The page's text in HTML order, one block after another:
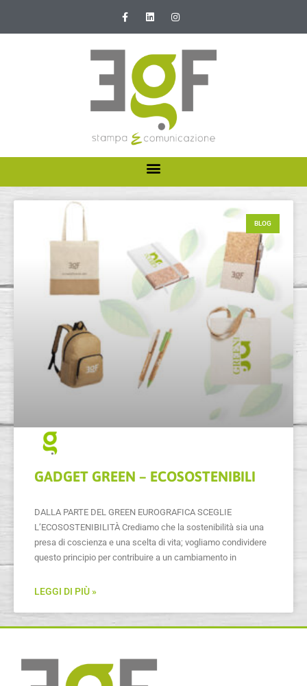
I NOSTRI SERVIZI
NEWS E PROMOZIONI
BLOG
GADGET GREEN – ECOSOSTENIBILI
DALLA PARTE DEL GREEN EUROGRAFICA SCEGLIE
L’ECOSOSTENIBILITÀ Crediamo che la sostenibilità sia una
presa di coscienza e una scelta di vita; vogliamo condividere
questo principio per contribuire a un cambiamento in
LEGGI DI PIÙ »